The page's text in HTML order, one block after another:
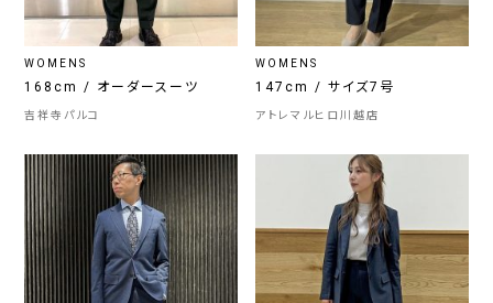
WOMENS
168cm / オーダースーツ
吉祥寺パルコ
WOMENS
147cm / サイズ7号
アトレマルヒロ川越店